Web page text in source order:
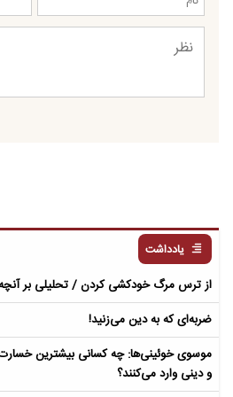
یادداشت
از ترس مرگ خودکشی کردن / تحلیلی بر آنچه در
ضربه‌ای که به دین می‌زنید!
موسوی خوئینی‌ها: چه کسانی بیشترین
و دینی وارد می‌کنند؟